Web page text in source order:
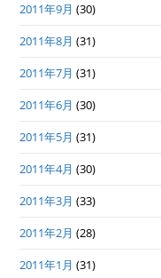
2011年9月 (30)
2011年8月 (31)
2011年7月 (31)
2011年6月 (30)
2011年5月 (31)
2011年4月 (30)
2011年3月 (33)
2011年2月 (28)
2011年1月 (31)